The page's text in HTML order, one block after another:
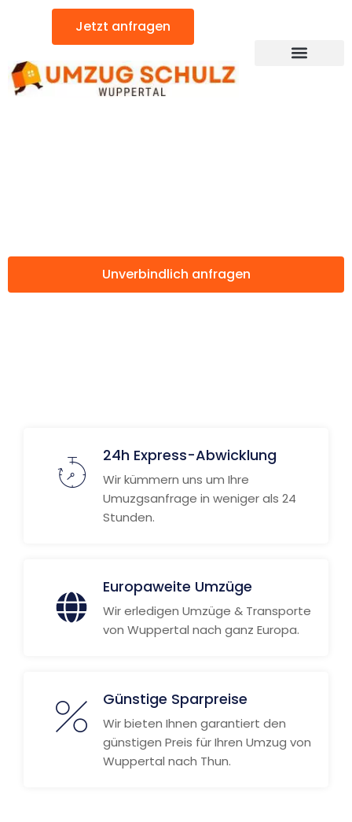
Jetzt anfragen
Unverbindlich anfragen
24h Express-Abwicklung
Wir kümmern uns um Ihre
Umuzgsanfrage in weniger als 24
Stunden.
Europaweite Umzüge
Wir erledigen Umzüge & Transporte
von Wuppertal nach ganz Europa.
Günstige Sparpreise
Wir bieten Ihnen garantiert den
günstigen Preis für Ihren Umzug von
Wuppertal nach Thun.